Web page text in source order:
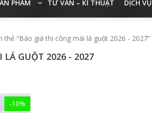
PHẨM TƯ VẤN – KĨ THUẬT DỊCH VỤ
thẻ “Báo giá thi công mái lá guột 2026 - 2027”
LÁ GUỘT 2026 - 2027
-10%